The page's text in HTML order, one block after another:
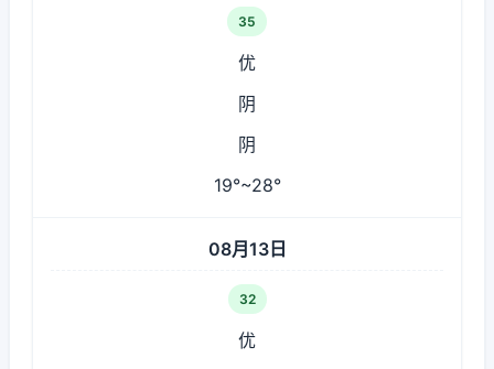
35
优
阴
阴
19°~28°
08月13日
32
优